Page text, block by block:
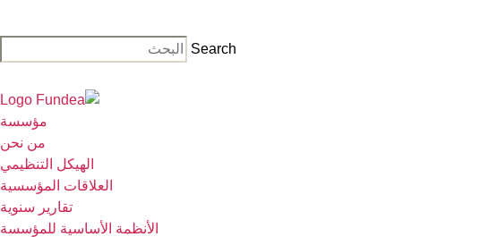
Search
مؤسسة
من نحن
الهيكل التنظيمي
العلاقات المؤسسية
تقارير سنوية
الأنظمة الأساسية للمؤسسة